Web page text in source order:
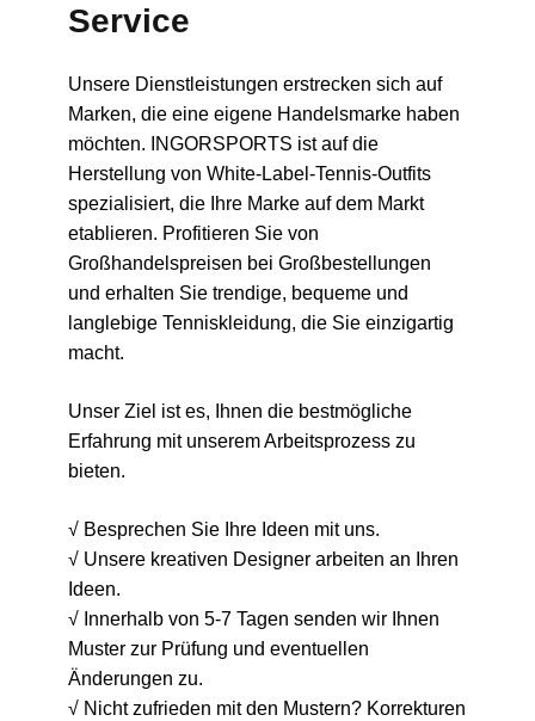
Service
Unsere Dienstleistungen erstrecken sich auf
Marken, die eine eigene Handelsmarke haben
möchten. INGORSPORTS ist auf die
Herstellung von White-Label-Tennis-Outfits
spezialisiert, die Ihre Marke auf dem Markt
etablieren. Profitieren Sie von
Großhandelspreisen bei Großbestellungen
und erhalten Sie trendige, bequeme und
langlebige Tenniskleidung, die Sie einzigartig
macht.
Unser Ziel ist es, Ihnen die bestmögliche
Erfahrung mit unserem Arbeitsprozess zu
bieten.
√ Besprechen Sie Ihre Ideen mit uns.
√ Unsere kreativen Designer arbeiten an Ihren
Ideen.
√ Innerhalb von 5-7 Tagen senden wir Ihnen
Muster zur Prüfung und eventuellen
Änderungen zu.
√ Nicht zufrieden mit den Mustern? Korrekturen